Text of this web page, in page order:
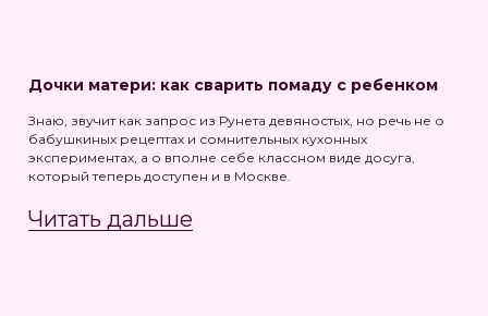
Дочки матери: как сварить помаду с ребенком
Знаю, звучит как запрос из Рунета девяностых, но речь не о
бабушкиных рецептах и сомнительных кухонных
экспериментах, а о вполне себе классном виде досуга,
который теперь доступен и в Москве.
Читать дальше